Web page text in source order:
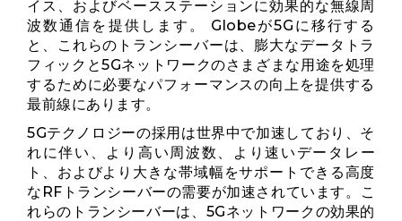
イス、およびベースステーションに効果的な無線周
波数通信を提供します。 Globeが5Gに移行する
と、これらのトランシーバーは、膨大なデータトラ
フィックと5Gネットワ​​ークのさまざまな用途を処理
するために必要なパフォーマンスの向上を提供する
最前線にあります。
5Gテクノロジーの採用は世界中で加速しており、そ
れに伴い、より高い周波数、より速いデータレー
ト、およびより大きな帯域幅をサポートできる高度
なRFトランシーバーの需要が加速されています。こ
れらのトランシーバーは、5Gネットワ​​ークの効果的